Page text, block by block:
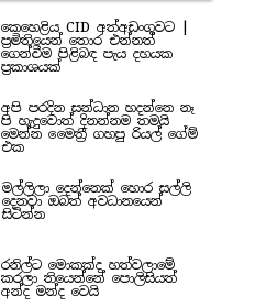
කෙහෙළිය CID අත්අඩංගුවට |
ප්‍රමිතියෙන් තොර එන්නත්
ගෙන්වීම පිළිබඳ පැය දහයක
ප්‍රකාශයක්
අපි පරදින සන්ධාන හදන්නෙ නෑ
පි හැදුවොත් දිනන්නම තමයි
මෙන්න මෛත්‍රී ගහපු රියල් ගේම්
එක
මල්ලිලා දෙන්නෙක් හොර සල්ලි
දෙනවා ඔබත් අවධානයෙන්
සිටින්න
රනිල්ට මොකක්ද හත්වලාමේ
කරලා තියෙන්නේ පොලිසියත්
අන්ද මන්ද වෙයි